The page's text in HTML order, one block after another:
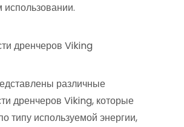
использовании.
дренчеров Viking
различные
дренчеров Viking, которые
типу используемой энергии,